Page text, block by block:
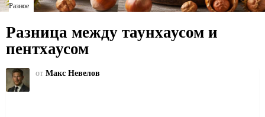
Разное
Разница между таунхаусом и
пентхаусом
от Макс Невелов